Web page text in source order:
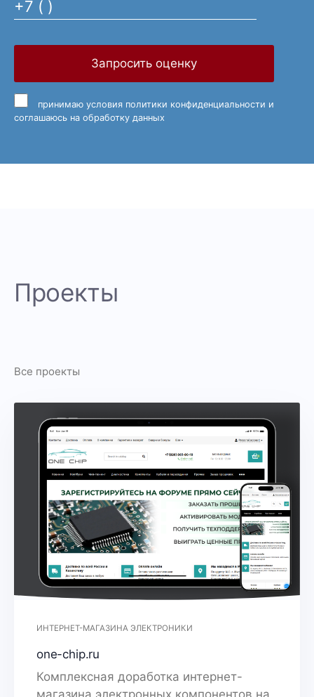
Запросить оценку
принимаю условия политики конфиденциальности и
соглашаюсь на обработку данных
Проекты
Все проекты
ИНТЕРНЕТ-МАГАЗИНА ЭЛЕКТРОНИКИ
one-chip.ru
Комплексная доработка интернет-